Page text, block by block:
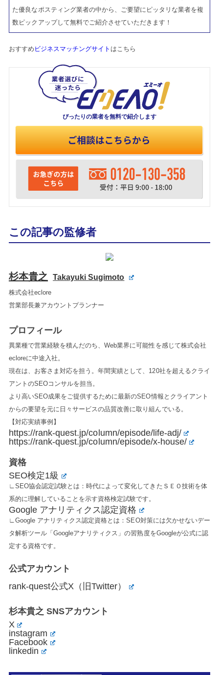
た優良なポスティング業者の中から、ご要望にピッタリな業者を複
数ピックアップして無料でご紹介させていただきます！
おすすめ ビジネスマッチングサイト はこちら
ぴったりの業者を無料で紹介します
この記事の監修者
杉本貴之 Takayuki Sugimoto
株式会社eclore
営業部長兼アカウントプランナー
プロフィール
異業種で営業経験を積んだのち、Web業界に可能性を感じて株式会社
ecloreに中途入社。
現在は、お客さま対応を担う。年間実績として、120社を超えるクライ
アントのSEOコンサルを担当。
より高いSEO成果をご提供するために最新のSEO情報とクライアント
からの要望を元に日々サービスの品質改善に取り組んでいる。
【対応実績事例】
https://rank-quest.jp/column/episode/life-adj/
https://rank-quest.jp/column/episode/x-house/
資格
SEO検定1級
∟SEO協会認定試験とは：時代によって変化してきたＳＥＯ技術を体
系的に理解していることを示す資格検定試験です。
Google アナリティクス認定資格
∟Google アナリティクス認定資格とは：SEO対策には欠かせないデー
タ解析ツール「Googleアナリティクス」の習熟度をGoogleが公式に認
定する資格です。
公式アカウント
rank-quest公式X（旧Twitter）
杉本貴之 SNSアカウント
X
instagram
Facebook
linkedin